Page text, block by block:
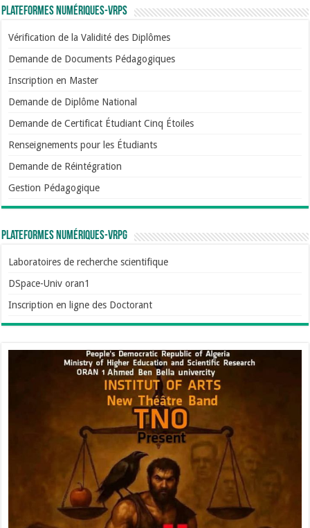
Plateformes numériques-VRPS
Vérification de la Validité des Diplômes
Demande de Documents Pédagogiques
Inscription en Master
Demande de Diplôme National
Demande de Certificat Étudiant Cinq Étoiles
Renseignements pour les Étudiants
Demande de Réintégration
Gestion Pédagogique
Plateformes numériques-VRPG
Laboratoires de recherche scientifique
DSpace-Univ oran1
Inscription en ligne des Doctorant